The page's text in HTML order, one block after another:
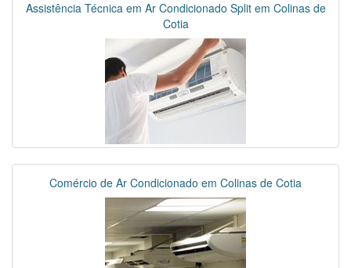
Assistência Técnica em Ar Condicionado Split em Colinas de
Cotia
Comércio de Ar Condicionado em Colinas de Cotia